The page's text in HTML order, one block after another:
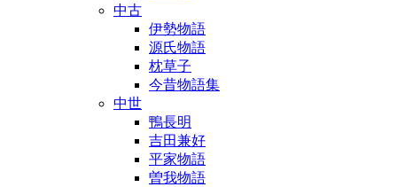
中古
伊勢物語
源氏物語
枕草子
今昔物語集
中世
鴨長明
吉田兼好
平家物語
曽我物語